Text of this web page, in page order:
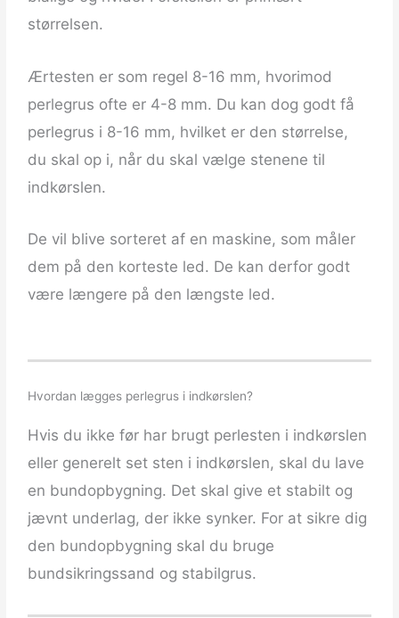
størrelsen.
Ærtesten er som regel 8-16 mm, hvorimod
perlegrus ofte er 4-8 mm. Du kan dog godt få
perlegrus i 8-16 mm, hvilket er den størrelse,
du skal op i, når du skal vælge stenene til
indkørslen.
De vil blive sorteret af en maskine, som måler
dem på den korteste led. De kan derfor godt
være længere på den længste led.
Hvordan lægges perlegrus i indkørslen?
Hvis du ikke før har brugt perlesten i indkørslen
eller generelt set sten i indkørslen, skal du lave
en bundopbygning. Det skal give et stabilt og
jævnt underlag, der ikke synker. For at sikre dig
den bundopbygning skal du bruge
bundsikringssand og stabilgrus.